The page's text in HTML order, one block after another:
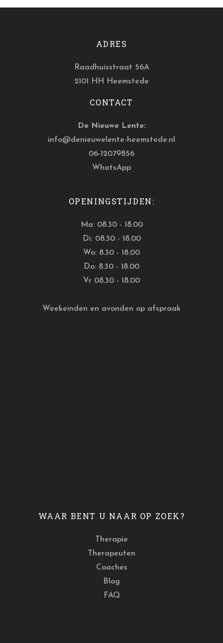
ADRES
Raadhuisstraat 56A
2101 HH Heemstede
CONTACT
De Nieuwe Lente:
info@denieuwelente-heemstede.nl
06-12079856
WhatsApp
OPENINGSTIJDEN:
Ma: 08.30 - 18.00
Di: 08.30 - 18.00
Wo: 8.30 - 18.00
Do: 8.30 - 18.00
Vr 08.30 - 18.00
Weekeinden en avonden op afspraak
WAAR BENT U NAAR OP ZOEK?
Therapie
Therapeuten
Coaches
Blog
FAQ